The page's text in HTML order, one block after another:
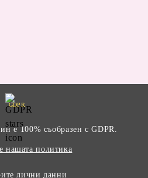
GDPR
е 100% съобразен с GDPR.
нашата политика
лични данни